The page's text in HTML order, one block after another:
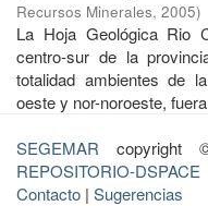
Recursos Minerales, 2005)
La Hoja Geológica Rio
centro-sur de la
totalidad ambientes de
oeste y nor-noroeste,
SEGEMAR copyright
REPOSITORIO-DSPACE
Contacto | Sugerencias